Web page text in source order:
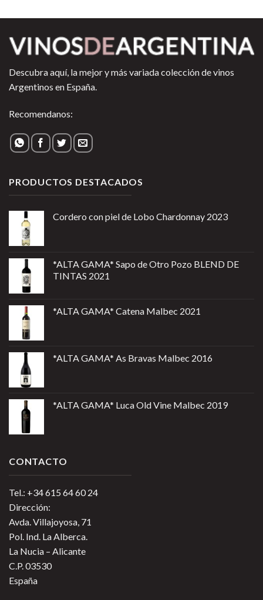
Descubra aquí, la mejor y más variada colección de vinos
Argentinos en España.
Recomendanos:
PRODUCTOS DESTACADOS
Cordero con piel de Lobo Chardonnay 2023
*ALTA GAMA* Sapo de Otro Pozo BLEND DE
TINTAS 2021
*ALTA GAMA* Catena Malbec 2021
*ALTA GAMA* As Bravas Malbec 2016
*ALTA GAMA* Luca Old Vine Malbec 2019
CONTACTO
Tel.: +34 615 64 60 24
Dirección:
Avda. Villajoyosa, 71
Pol. Ind. La Alberca.
La Nucia – Alicante
C.P. 03530
España